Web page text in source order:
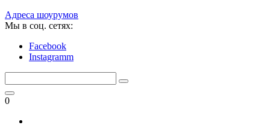
Адреса шоурумов
Мы в соц. сетях:
Facebook
Instagramm
0